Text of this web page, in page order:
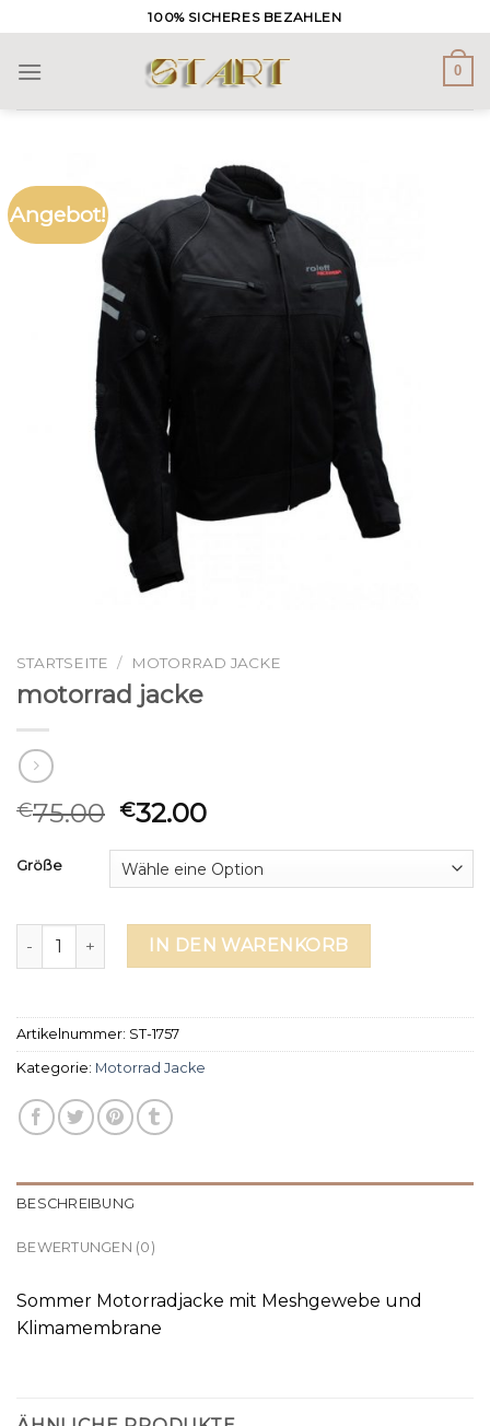
to
content
100% SICHERES BEZAHLEN
0
Angebot!
STARTSEITE / MOTORRAD JACKE
motorrad jacke
€75.00 €32.00
Größe
motorrad jacke MengeIN DEN WARENKORB
Artikelnummer: ST-1757
Kategorie: Motorrad Jacke
BESCHREIBUNG
BEWERTUNGEN (0)
Sommer Motorradjacke mit Meshgewebe und
Klimamembrane